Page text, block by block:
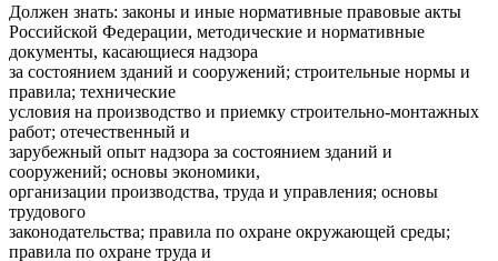
Должен знать: законы и иные нормативные правовые акты
Российской Федерации, методические и нормативные
документы, касающиеся надзора
за состоянием зданий и сооружений; строительные нормы и
правила; технические
условия на производство и приемку строительно-монтажных
работ; отечественный и
зарубежный опыт надзора за состоянием зданий и
сооружений; основы экономики,
организации производства, труда и управления; основы
трудового
законодательства; правила по охране окружающей среды;
правила по охране труда и